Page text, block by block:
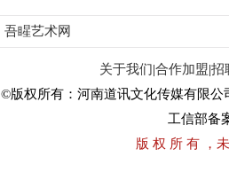
吾睲艺术网
关于我们|合作加盟|招
©版权所有：河南道讯文化传媒有限
工信部备
版 权 所 有 ，